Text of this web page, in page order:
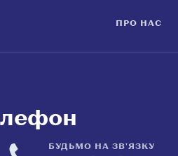
ПРО НАС
БУДЬМО НА ЗВ'ЯЗКУ